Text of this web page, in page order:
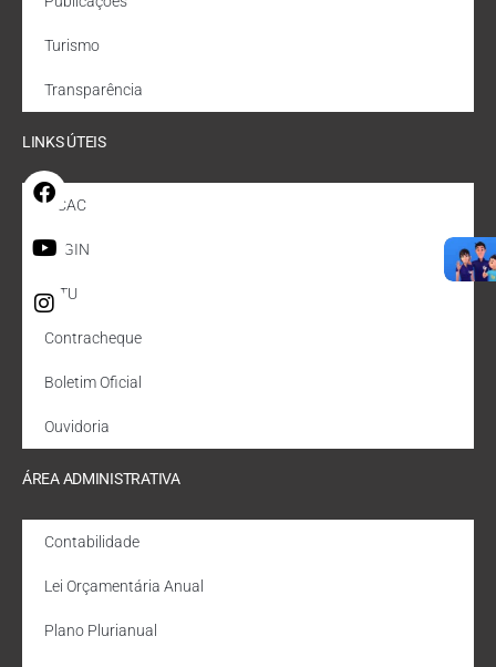
Turismo
Transparência
LINKS ÚTEIS
e-CAC
REGIN
IPTU
Contracheque
Boletim Oficial
Ouvidoria
ÁREA ADMINISTRATIVA
Contabilidade
Lei Orçamentária Anual
Plano Plurianual